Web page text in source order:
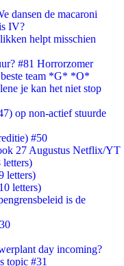
dansen de macaroni
IV?
helpt misschien
#81 Horrorzomer
team *G* *O*
je kan het niet stop
op non-actief stuurde
#50
27 Augustus Netflix/YT
letters)
letters)
letters)
is de
day incoming?
topic #31